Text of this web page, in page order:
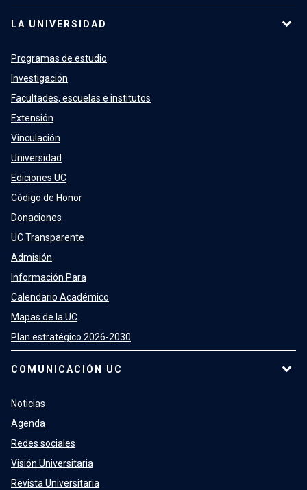
LA UNIVERSIDAD
Programas de estudio
Investigación
Facultades, escuelas e institutos
Extensión
Vinculación
Universidad
Ediciones UC
Código de Honor
Donaciones
UC Transparente
Admisión
Información Para
Calendario Académico
Mapas de la UC
Plan estratégico 2026-2030
COMUNICACIÓN UC
Noticias
Agenda
Redes sociales
Visión Universitaria
Revista Universitaria